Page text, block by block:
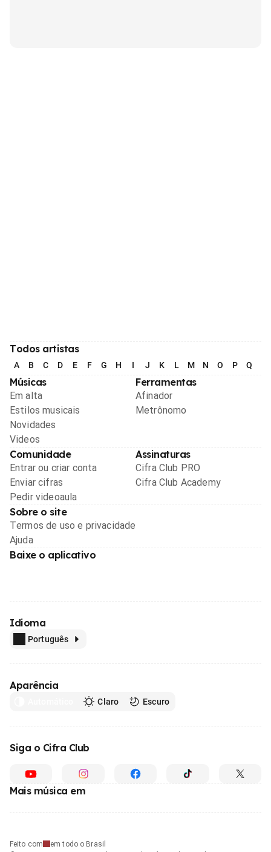
Todos artistas
A B C D E F G H I J K L M N O P Q
Músicas
Em alta
Estilos musicais
Novidades
Videos
Ferramentas
Afinador
Metrônomo
Comunidade
Entrar ou criar conta
Enviar cifras
Pedir videoaula
Assinaturas
Cifra Club PRO
Cifra Club Academy
Sobre o site
Termos de uso e privacidade
Ajuda
Baixe o aplicativo
Idioma
Português
Aparência
Claro Escuro
Siga o Cifra Club
Mais música em
Feito com
em todo o Brasil